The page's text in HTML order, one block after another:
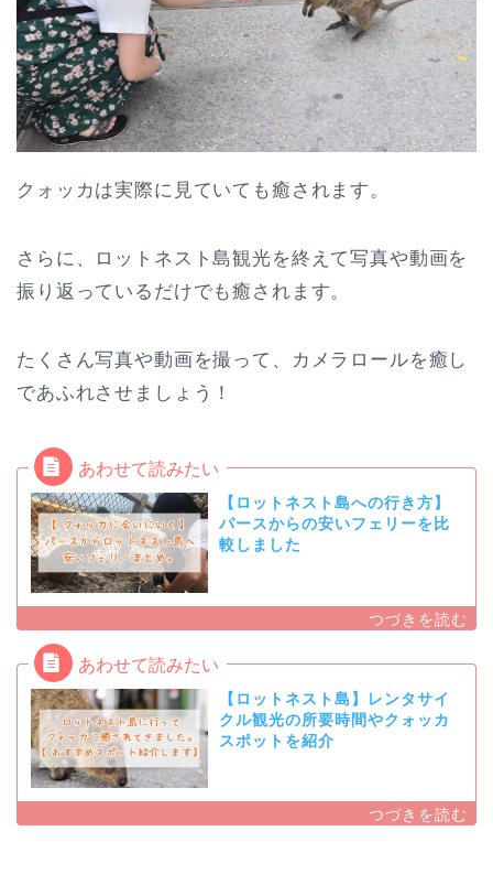
クォッカは実際に見ていても癒されます。
さらに、ロットネスト島観光を終えて写真や動画を
振り返っているだけでも癒されます。
たくさん写真や動画を撮って、カメラロールを癒し
であふれさせましょう！
【ロットネスト島への行き方】
パースからの安いフェリーを比
較しました
【ロットネスト島】レンタサイ
クル観光の所要時間やクォッカ
スポットを紹介